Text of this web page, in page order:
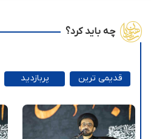
چه باید کرد؟
پربازدید
قدیمی ترین